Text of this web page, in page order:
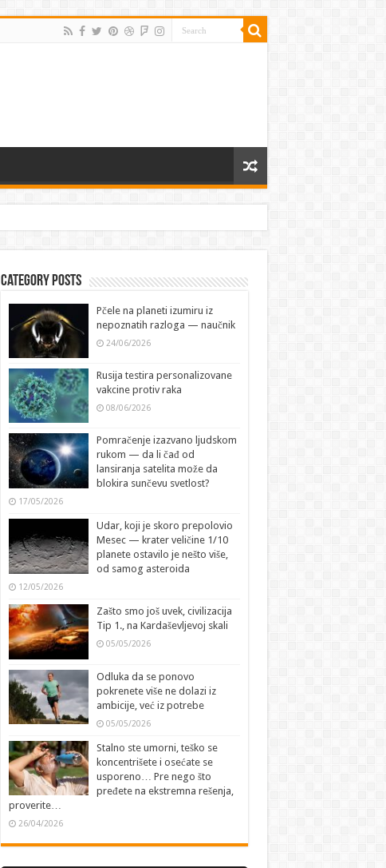
Category Posts
Pčele na planeti izumiru iz
nepoznatih razloga — naučnik
24/06/2026
Rusija testira personalizovane
vakcine protiv raka
08/06/2026
Pomračenje izazvano ljudskom
rukom — da li čađ od
lansiranja satelita može da
blokira sunčevu svetlost?
17/05/2026
Udar, koji je skoro prepolovio
Mesec — krater veličine 1/10
planete ostavilo je nešto više,
od samog asteroida
12/05/2026
Zašto smo još uvek, civilizacija
Tip 1., na Kardaševljevoj skali
05/05/2026
Odluka da se ponovo
pokrenete više ne dolazi iz
ambicije, već iz potrebe
05/05/2026
Stalno ste umorni, teško se
koncentrišete i osećate se
usporeno… Pre nego što
pređete na ekstremna rešenja,
proverite…
26/04/2026